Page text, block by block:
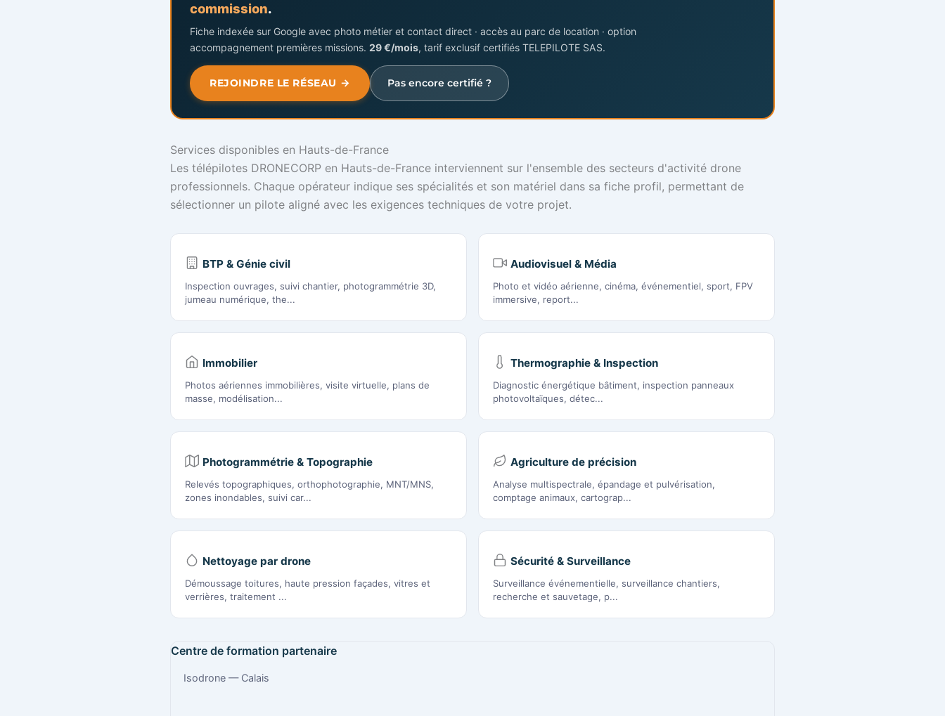
commission.
Fiche indexée sur Google avec photo métier et contact direct · accès au parc de location · option
accompagnement premières missions. 29 €/mois, tarif exclusif certifiés TELEPILOTE SAS.
REJOINDRE LE RÉSEAU → Pas encore certifié ?
Services disponibles en Hauts-de-France
Les télépilotes DRONECORP en Hauts-de-France interviennent sur l'ensemble des secteurs d'activité drone
professionnels. Chaque opérateur indique ses spécialités et son matériel dans sa fiche profil, permettant de
sélectionner un pilote aligné avec les exigences techniques de votre projet.
BTP & Génie civil
Inspection ouvrages, suivi chantier, photogrammétrie 3D,
jumeau numérique, the...
Audiovisuel & Média
Photo et vidéo aérienne, cinéma, événementiel, sport, FPV
immersive, report...
Immobilier
Photos aériennes immobilières, visite virtuelle, plans de
masse, modélisation...
Thermographie & Inspection
Diagnostic énergétique bâtiment, inspection panneaux
photovoltaïques, détec...
Photogrammétrie & Topographie
Relevés topographiques, orthophotographie, MNT/MNS,
zones inondables, suivi car...
Agriculture de précision
Analyse multispectrale, épandage et pulvérisation,
comptage animaux, cartograp...
Nettoyage par drone
Démoussage toitures, haute pression façades, vitres et
verrières, traitement ...
Sécurité & Surveillance
Surveillance événementielle, surveillance chantiers,
recherche et sauvetage, p...
Centre de formation partenaire
Isodrone — Calais